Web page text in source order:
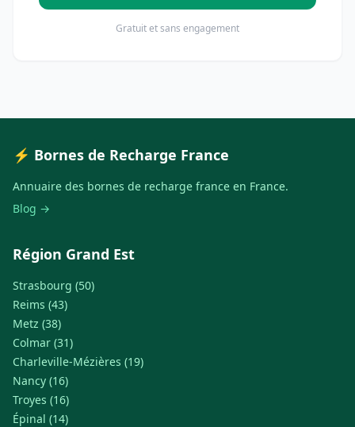
Gratuit et sans engagement
⚡ Bornes de Recharge France
Annuaire des bornes de recharge france en France.
Blog →
Région Grand Est
Strasbourg (50)
Reims (43)
Metz (38)
Colmar (31)
Charleville-Mézières (19)
Nancy (16)
Troyes (16)
Épinal (14)